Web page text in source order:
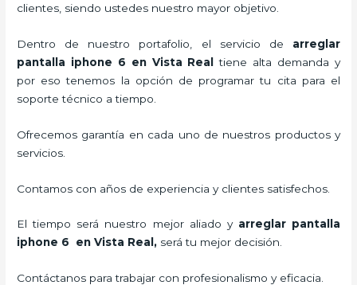
clientes, siendo ustedes nuestro mayor objetivo.
Dentro de nuestro portafolio, el servicio de arreglar
pantalla iphone 6 en Vista Real
tiene alta demanda y
por eso tenemos la opción de programar tu cita para el
soporte técnico a tiempo.
Ofrecemos garantía en cada uno de nuestros productos y
servicios.
Contamos con años de experiencia y clientes satisfechos.
El tiempo será nuestro mejor aliado y arreglar pantalla
iphone 6 en Vista Real, será tu mejor decisión.
Contáctanos para trabajar con profesionalismo y eficacia.